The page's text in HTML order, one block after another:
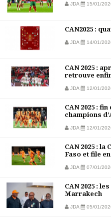
JDA 15/01/
CAN2025 :
JDA 14/01/
CAN 2025 :
retrouve
JDA 12/01/
CAN 2025 :
champions
JDA 12/01/
CAN 2025 :
Faso et file
JDA 07/01/
CAN 2025 :
Marrakech
JDA 05/01/